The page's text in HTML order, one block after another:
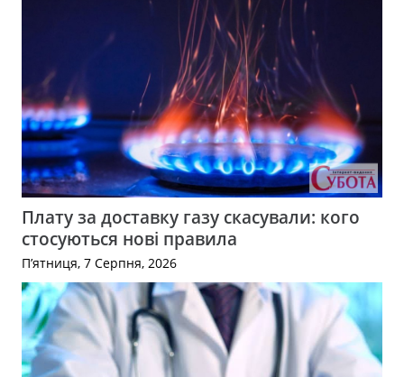
Плату за доставку газу скасували: кого
стосуються нові правила
П’ятниця, 7 Серпня, 2026